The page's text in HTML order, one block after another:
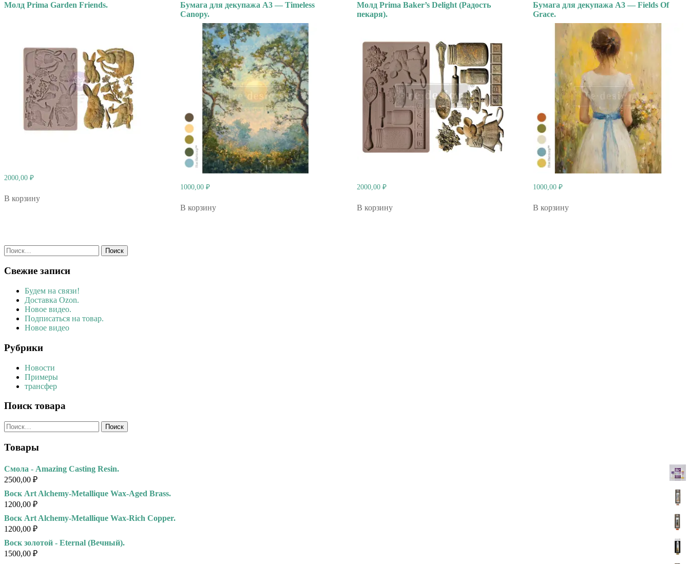
Молд Prima Garden Friends.
2000,00 ₽
В корзину
Бумага для декупажа А3 — Timeless
Canopy.
1000,00₽
В корзину
Молд Prima Baker’s Delight (Радость
пекаря).
2000,00 ₽
В корзину
Бумага для декупажа А3 — Fields Of
Grace.
1000,00 ₽
В корзину
Найти:
Свежие записи
Будем на связи!
Доставка Ozon.
Новое видео.
Подписаться на товар.
Новое видео
Рубрики
Новости
Примеры
трансфер
Поиск товара
Найти:
Товары
Смола - Amazing Casting Resin.
2500,00 ₽
Воск Art Alchemy-Metallique Wax-Aged Brass.
1200,00 ₽
Воск Art Alchemy-Metallique Wax-Rich Copper.
1200,00 ₽
Воск золотой - Eternal (Вечный).
1500,00 ₽